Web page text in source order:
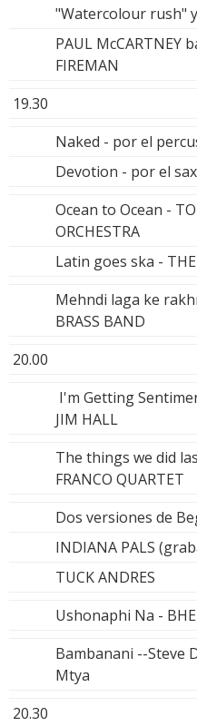
"Watercolour rush"
PAUL McCARTNEY
FIREMAN
19.30
Naked - por el
Devotion - por el
Ocean to Ocean -
ORCHESTRA
Latin goes ska - THE
Mehndi laga ke
BRASS BAND
20.00
I'm Getting
JIM HALL
The things we did
FRANCO QUARTET
Dos versiones de
INDIANA PALS
TUCK ANDRES
Ushonaphi Na -
Bambanani --Steve
Mtya
20.30